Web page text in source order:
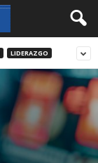
LIDERAZGO